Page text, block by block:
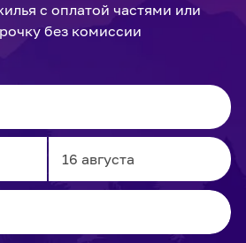
с оплатой частями или
без комиссии
Navigate
to